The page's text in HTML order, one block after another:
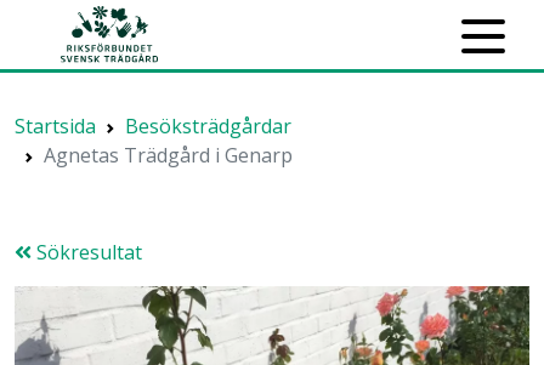
Startsida
Besöksträdgårdar
Agnetas Trädgård i Genarp
Sökresultat